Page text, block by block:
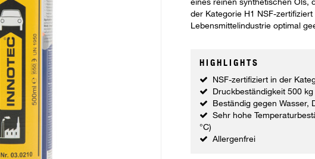
der Kategorie H1 NSF-
Lebensmittelindustrie optimal
HIGHLIGHTS
NSF-zertifiziert in der
Druckbeständigkeit 500 kg
Beständig gegen Wasser,
Sehr hohe
°C)
Allergenfrei